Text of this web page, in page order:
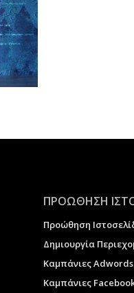
ΠΡΟΩΘΗΣΗ
Προώθηση
Δημιουργία
Καμπάνιες Adwords
Καμπάνιες